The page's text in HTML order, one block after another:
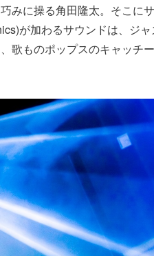
みに操る角田隆太。そこに
が加わるサウンドは、ジ
歌ものポップスのキャッチ